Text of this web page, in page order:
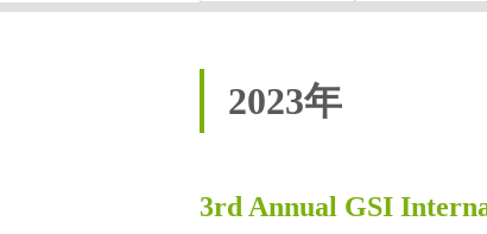
2023年
3rd Annual GSI